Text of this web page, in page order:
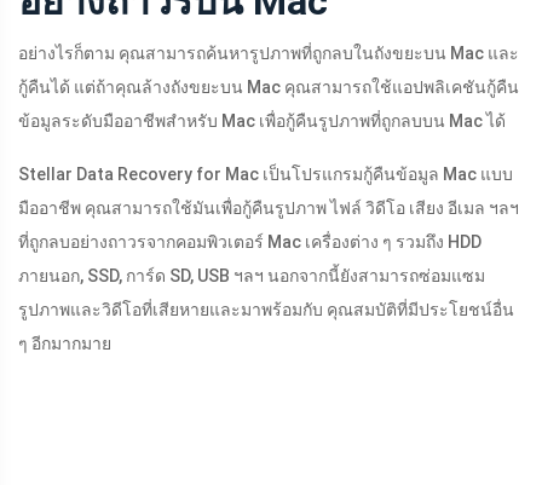
อย่างไรก็ตาม คุณสามารถค้นหารูปภาพที่ถูกลบในถังขยะบน Mac และ
กู้คืนได้ แต่ถ้าคุณล้างถังขยะบน Mac คุณสามารถใช้แอปพลิเคชันกู้คืน
ข้อมูลระดับมืออาชีพสำหรับ Mac เพื่อกู้คืนรูปภาพที่ถูกลบบน Mac ได้
Stellar Data Recovery for Mac เป็นโปรแกรมกู้คืนข้อมูล Mac แบบ
มืออาชีพ คุณสามารถใช้มันเพื่อกู้คืนรูปภาพ ไฟล์ วิดีโอ เสียง อีเมล ฯลฯ
ที่ถูกลบอย่างถาวรจากคอมพิวเตอร์ Mac เครื่องต่าง ๆ รวมถึง HDD
ภายนอก, SSD, การ์ด SD, USB ฯลฯ นอกจากนี้ยังสามารถซ่อมแซม
รูปภาพและวิดีโอที่เสียหายและมาพร้อมกับ คุณสมบัติที่มีประโยชน์อื่น
ๆ อีกมากมาย